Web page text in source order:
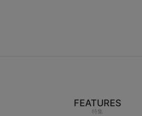
FEATURES
特集